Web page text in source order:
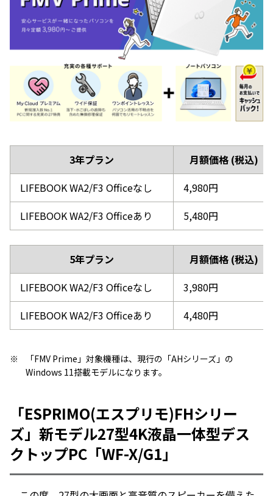
3年プラン
月額価格 (税込)
LIFEBOOK WA2/F3 Officeなし
4,980円
LIFEBOOK WA2/F3 Officeあり
5,480円
5年プラン
月額価格 (税込)
LIFEBOOK WA2/F3 Officeなし
3,980円
LIFEBOOK WA2/F3 Officeあり
4,480円
※
「FMV Prime」対象機種は、現行の「AHシリーズ」の
Windows 11搭載モデルになります。
「ESPRIMO(エスプリモ)FHシリー
ズ」新モデル27型4K液晶一体型デス
クトップPC「WF-X/G1」